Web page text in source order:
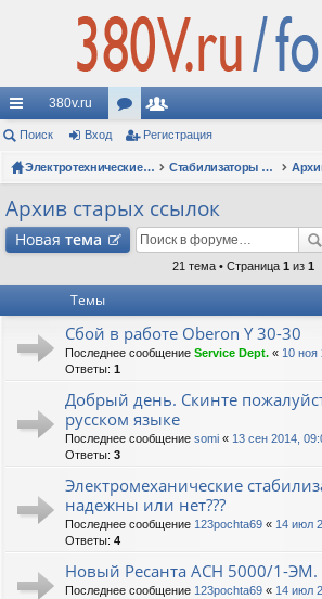
с
ы
лк
380v.ru
ор
ум
ол
ьз
ат
Поиск Вход Регистрация
Электротехнические форумы Стабилизаторы напряжения
Архив старых ссылок
Новая тема
21 тема • Страница 1 из 1
Темы
Сбой в работе Oberon Y 30-30
Последнее сообщение Service Dept. « 10 ноя
Ответы: 1
Добрый день. Скинте
русском языке
Последнее сообщение somi « 13 сен 2014,
Ответы: 3
Электромеханические
надежны или нет???
Последнее сообщение 123pochta69 « 14 июл
Ответы: 4
Новый Ресанта АСН 5000/1-ЭМ.
Последнее сообщение 123pochta69 « 14 июл